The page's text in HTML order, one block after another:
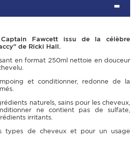
Captain Fawcett issu de la célèbre
de Ricki Hall.
en format 250ml nettoie en douceur
et conditionner, redonne de la
naturels, sains pour les cheveux,
ne contient pas de sulfate,
irritants.
types de cheveux et pour un usage